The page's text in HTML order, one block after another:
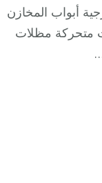
أبواب المخازن
متحركة مظلات